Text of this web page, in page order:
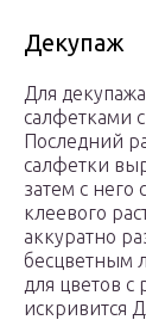
Декупаж
Для
салфетками
Последний
салфетки
затем с
клеевого
аккуратно
бесцветным
для цветов
искривится